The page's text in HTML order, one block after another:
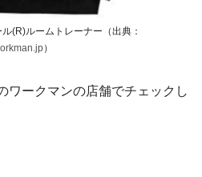
(R)ルームトレーナー（出典：
）
ワークマンの店舗でチェックし